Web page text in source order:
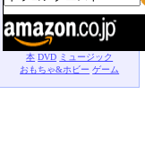
本 DVD ミュージック
おもちゃ&ホビー ゲーム